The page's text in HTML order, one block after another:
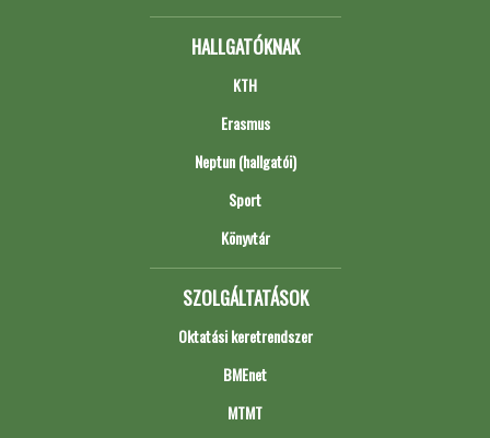
HALLGATÓKNAK
KTH
Erasmus
Neptun (hallgatói)
Sport
Könyvtár
SZOLGÁLTATÁSOK
Oktatási keretrendszer
BMEnet
MTMT